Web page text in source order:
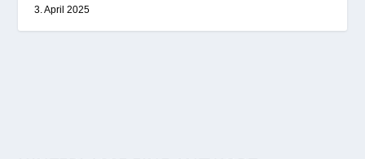
3. April 2025